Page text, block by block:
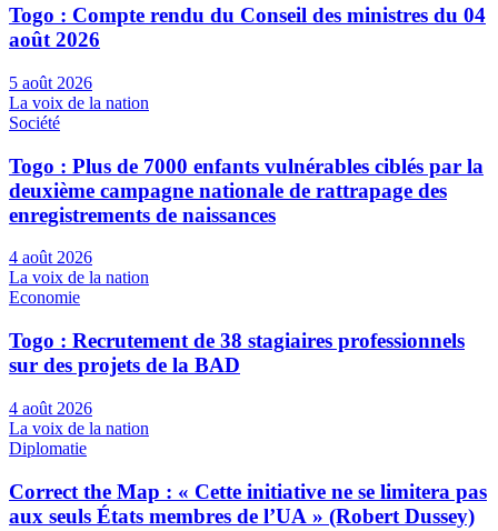
Togo : Compte rendu du Conseil des ministres du 04
août 2026
5 août 2026
La voix de la nation
Société
Togo : Plus de 7000 enfants vulnérables ciblés par la
deuxième campagne nationale de rattrapage des
enregistrements de naissances
4 août 2026
La voix de la nation
Economie
Togo : Recrutement de 38 stagiaires professionnels
sur des projets de la BAD
4 août 2026
La voix de la nation
Diplomatie
Correct the Map : « Cette initiative ne se limitera pas
aux seuls États membres de l’UA » (Robert Dussey)